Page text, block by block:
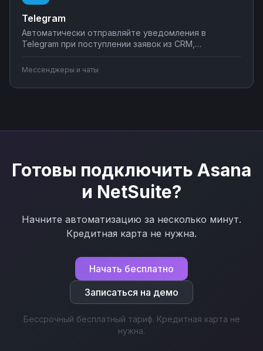
Telegram
Автоматически отправляйте уведомления в
Telegram при поступлении заявок из CRM,
запросов, синхронизируйте сообщения с системами
учета. Подключите мессенджер к вашим бизнес-
процессам через Nodul без программирования за
Мессенджеры и чаты
Готовы подключить Asana
и NetSuite?
Начните автоматизацию за несколько минут.
Кредитная карта не нужна.
Начать бесплатно
Записаться на демо
Бессрочный бесплатный тариф. Кредитная карта не
нужна.